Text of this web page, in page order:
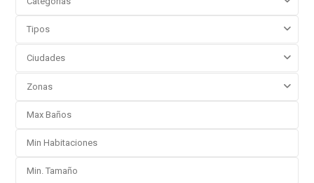
Tipos
Ciudades
Zonas